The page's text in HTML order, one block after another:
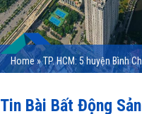
Home»TP. HCM: 5 huyện Bình
Tin Bài Bất Động Sản